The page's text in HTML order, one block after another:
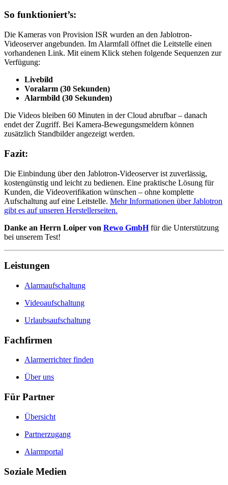
So funktioniert’s:
Die Kameras von Provision ISR wurden an den Jablotron-
Videoserver angebunden. Im Alarmfall öffnet die Leitstelle einen
vorhandenen Link. Mit einem Klick stehen folgende Sequenzen zur
Verfügung:
Livebild
Voralarm (30 Sekunden)
Alarmbild (30 Sekunden)
Die Videos bleiben 60 Minuten in der Cloud abrufbar – danach
endet der Zugriff. Bei Kamera-Bewegungsmeldern können
zusätzlich Standbilder angezeigt werden.
Fazit:
Die Einbindung über den Jablotron-Videoserver ist zuverlässig,
kostengünstig und leicht zu bedienen. Eine praktische Lösung für
Kunden, die Videoverifikation wünschen – ohne komplette
Aufschaltung auf eine Leitstelle. Mehr Informationen über Jablotron
gibt es auf unseren Herstellerseiten.
Danke an Herrn Loiper von Rewo GmbHfür die Unterstützung
bei unserem Test!
Leistungen
Alarmaufschaltung
Videoaufschaltung
Urlaubsaufschaltung
Fachfirmen
Alarmerrichter finden
Über uns
Für Partner
Übersicht
Partnerzugang
Alarmportal
Soziale Medien